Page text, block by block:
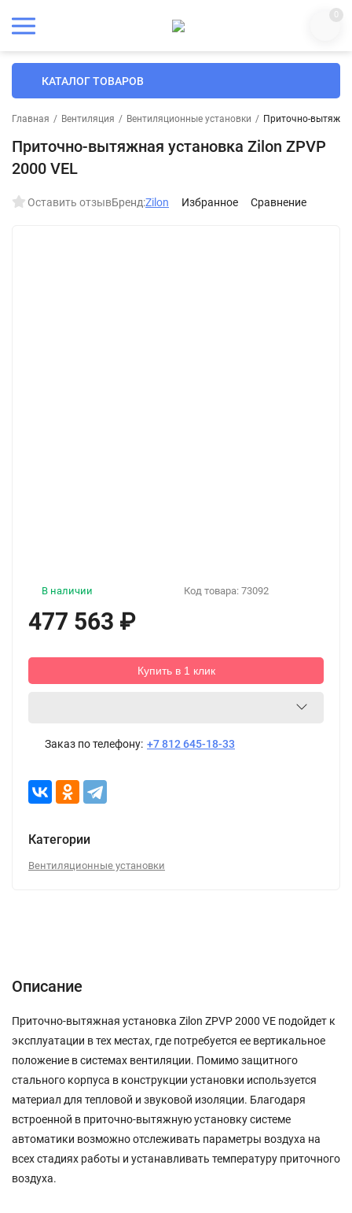
0
КАТАЛОГ ТОВАРОВ
Главная / Вентиляция / Вентиляционные установки / Приточно-
Приточно-вытяжная установка Zilon ZPVP
2000 VEL
Оставить отзывБренд:Zilon Избранное Сравнение
Код товара: 73092
В наличии
477 563 ₽
Купить в 1 клик
Заказ по телефону: +7 812 645-18-33
Категории
Вентиляционные установки
Описание
Приточно-вытяжная установка Zilon ZPVP 2000 VE подойдет к
эксплуатации в тех местах, где потребуется ее вертикальное
положение в системах вентиляции. Помимо защитного
стального корпуса в конструкции установки используется
материал для тепловой и звуковой изоляции. Благодаря
встроенной в приточно-вытяжную установку системе
автоматики возможно отслеживать параметры воздуха на
всех стадиях работы и устанавливать температуру приточного
воздуха.